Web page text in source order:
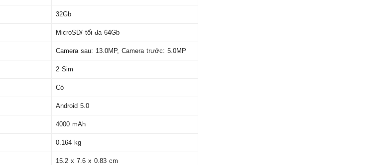
32Gb
MicroSD/ tối đa 64Gb
Camera sau: 13.0MP, Camera trước: 5.0MP
2 Sim
Có
Android 5.0
4000 mAh
0.164 kg
15.2 x 7.6 x 0.83 cm